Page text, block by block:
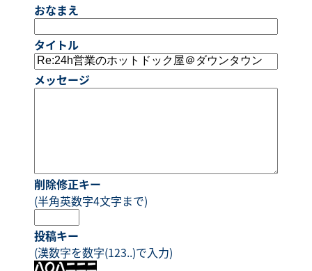
おなまえ
タイトル
メッセージ
削除修正キー
(半角英数字4文字まで)
投稿キー
(漢数字を数字(123..)で入力)